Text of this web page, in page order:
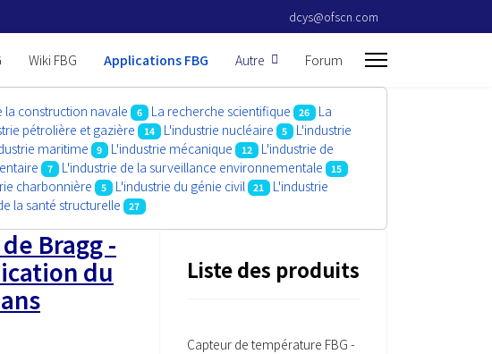
dcys@ofscn.com
Wiki FBG Applications FBG Autre Forum
la construction navale 6 La recherche scientifique 26
La
pétrolière et gazière 14 L'industrie nucléaire 5
L'industrie
maritime 9 L'industrie mécanique 12
L'industrie de
7 L'industrie de la surveillance environnementale 15
charbonnière 5 L'industrie du génie civil 21
L'industrie
la santé structurelle 27
Bragg -
du
Liste des produits
Capteur de température FBG -